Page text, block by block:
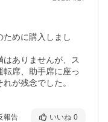
めに購入しまし
ありませんが、ス
転席、助手席に座っ
が残念でした。
報告 いいね 0